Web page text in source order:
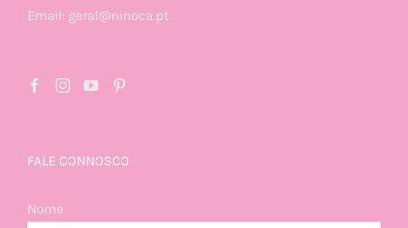
Email: geral@ninoca.pt
FALE CONNOSCO
Nome